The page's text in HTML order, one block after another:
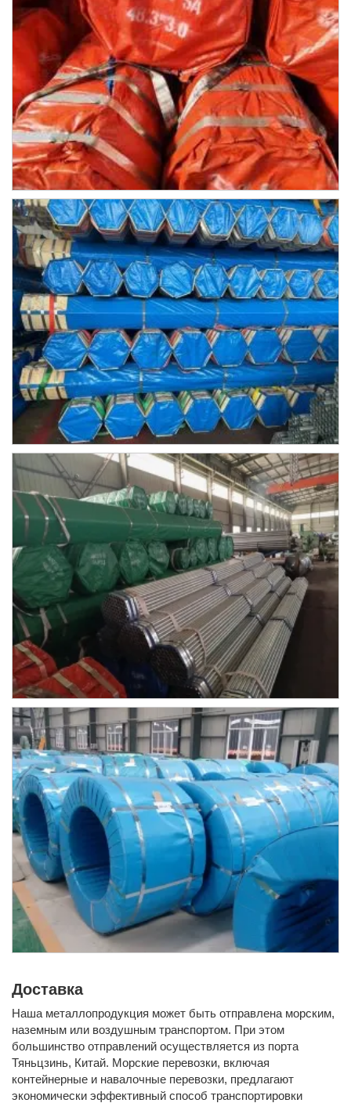
Доставка
Наша металлопродукция может быть отправлена морским,
наземным или воздушным транспортом. При этом
большинство отправлений осуществляется из порта
Тяньцзинь, Китай. Морские перевозки, включая
контейнерные и навалочные перевозки, предлагают
экономически эффективный способ транспортировки